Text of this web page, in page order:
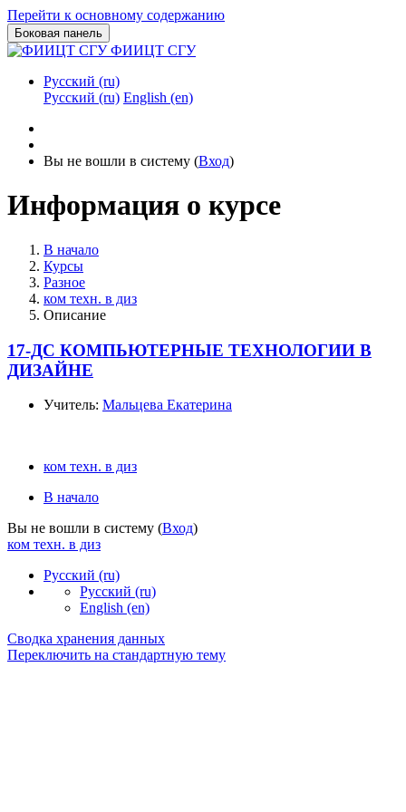
Перейти к основному содержанию
Боковая панель
ФИИЦТ СГУ
Русский ‎(ru)‎
Русский ‎(ru)‎ English ‎(en)‎
Вы не вошли в систему (Вход)
Информация о курсе
В начало
Курсы
Разное
ком техн. в диз
Описание
17-ДС КОМПЬЮТЕРНЫЕ ТЕХНОЛОГИИ В
ДИЗАЙНЕ
Учитель: Мальцева Екатерина
ком техн. в диз
В начало
Вы не вошли в систему (Вход)
ком техн. в диз
Русский ‎(ru)‎
Русский ‎(ru)‎
English ‎(en)‎
Сводка хранения данных
Переключить на стандартную тему